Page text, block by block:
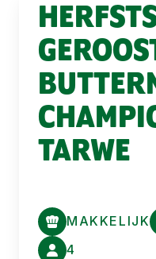
TARWE
MAKKELIJK
4